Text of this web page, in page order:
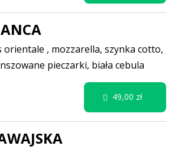
orientale , mozzarella, szynka cotto,
pieczarki, biała cebula